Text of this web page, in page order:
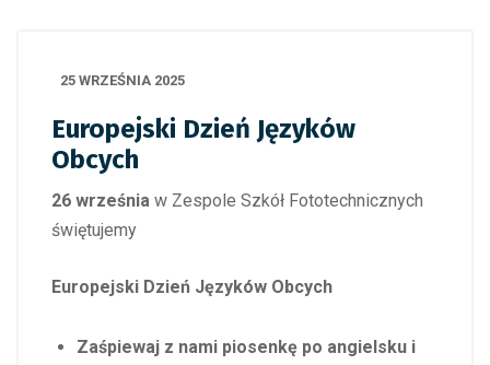
25 WRZEŚNIA 2025
Europejski Dzień Języków
Obcych
26 września w Zespole Szkół Fototechnicznych
świętujemy
Europejski Dzień Języków Obcych
Zaśpiewaj z nami piosenkę po angielsku i